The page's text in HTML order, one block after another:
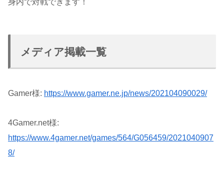
メディア掲載一覧
Gamer様: https://www.gamer.ne.jp/news/202104090029/
4Gamer.net様:
https://www.4gamer.net/games/564/G056459/2021040907
8/